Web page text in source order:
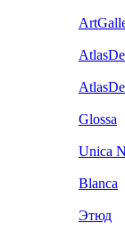
Glossa
Unica
Blanca
Этюд